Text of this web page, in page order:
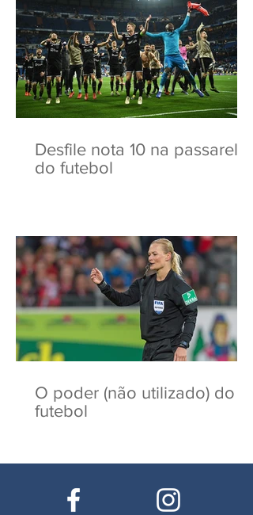
Desfile nota 10 na passarela
do futebol
O poder (não utilizado) do
futebol